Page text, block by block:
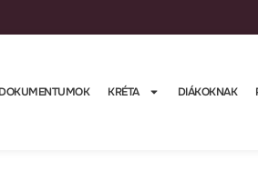
DOKUMENTUMOK KRÉTA DIÁKOKNAK